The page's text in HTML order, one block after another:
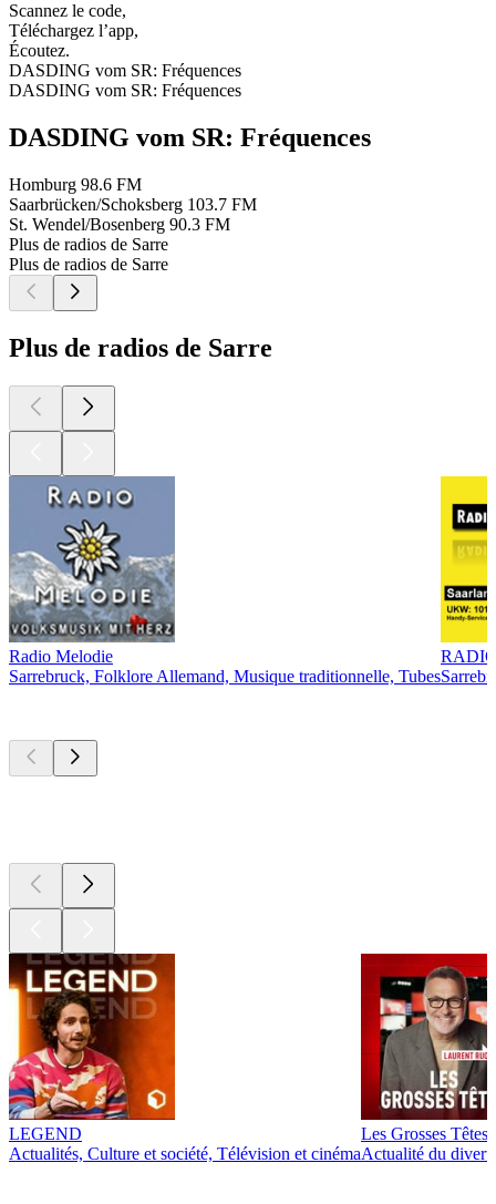
Scannez le code,
Téléchargez l’app,
Écoutez.
DASDING vom SR: Fréquences
DASDING vom SR: Fréquences
DASDING vom SR: Fréquences
Homburg 98.6 FM
Saarbrücken/Schoksberg 103.7 FM
St. Wendel/Bosenberg 90.3 FM
Plus de radios de Sarre
Plus de radios de Sarre
Plus de radios de Sarre
Radio Melodie
Sarrebruck, Folklore Allemand, Musique traditionnelle, Tubes
LEGEND
Actualités, Culture et société, Télévision et cinéma
Les Grosses Têtes
Actualité du